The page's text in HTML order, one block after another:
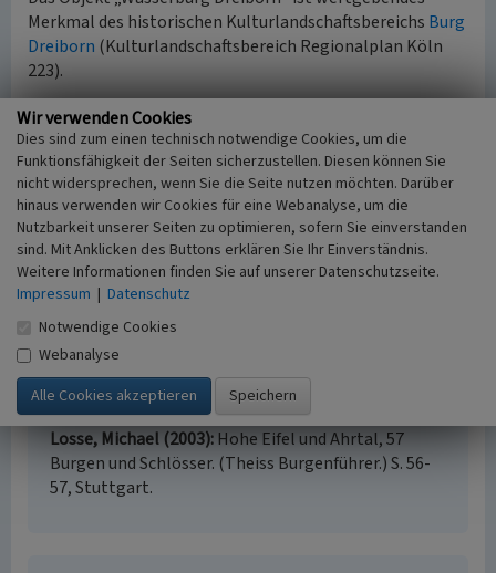
Merkmal des historischen Kulturlandschaftsbereichs Burg
Dreiborn (Kulturlandschaftsbereich Regionalplan Köln
223).
(LVR-Amt für Bodendenkmalpflege im Rheinland, 2013)
Internet
www.schleiden.de: Wasserburg Dreiborn (abgerufen
14.04.2013, Inhalt nicht mehr verfügbar 07.11.2019)
www.schleiden.de: Wasserburg Dreiborn (abgerufen
07.11.2019)
www.bodendenkmalpflege.lvr.de
de.wikipedia.org: Burg Dreiborn (abgerufen 14.04.2013)
Literatur
Losse, Michael (2003) Hohe Eifel und Ahrtal, 57
Burgen und Schlösser. (Theiss Burgenführer.) S. 56-
57, Stuttgart.
Wir verwenden Cookies
Dies sind zum einen technisch notwendige Cookies, um die
Funktionsfähigkeit der Seiten sicherzustellen. Diesen können Sie
nicht widersprechen, wenn Sie die Seite nutzen möchten. Darüber
hinaus verwenden wir Cookies für eine Webanalyse, um die
Nutzbarkeit unserer Seiten zu optimieren, sofern Sie einverstanden
sind. Mit Anklicken des Buttons erklären Sie Ihr Einverständnis.
Weitere Informationen finden Sie auf unserer Datenschutzseite.
Impressum | Datenschutz
Notwendige Cookies
Webanalyse